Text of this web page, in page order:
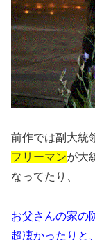
前作では副大統
フリーマンが大
なってたり、
お父さんの家の
超凄かったりと、